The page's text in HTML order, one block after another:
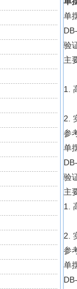
单
验
主
1.
2.
参
单
验
主
1.
2.
参
单